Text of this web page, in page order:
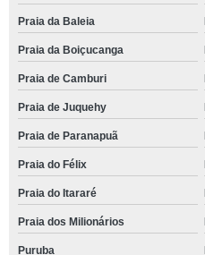
Praia da Baleia
Praia da Boiçucanga
Praia de Camburi
Praia de Juquehy
Praia de Paranapuã
Praia do Félix
Praia do Itararé
Praia dos Milionários
Puruba